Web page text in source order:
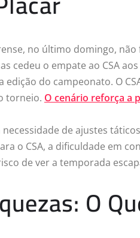
no último domingo,
cedeu o empate ao CSA
do campeonato. O
torneio. O cenário reforça a
de ajustes
o CSA, a dificuldade em
de ver a temporada
O